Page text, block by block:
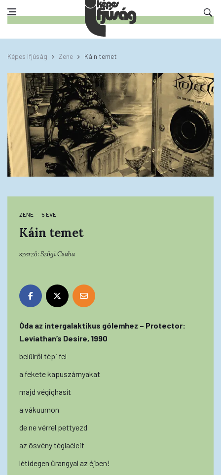
Képes Ifjúság Zene Káin temet
ZENE 5 ÉVE
Káin temet
szerző:Szögi Csaba
Óda az intergalaktikus gólemhez – Protector:
Leviathan’s Desire, 1990
belülről tépi fel
a fekete kapuszárnyakat
majd végighasít
a vákuumon
de ne vérrel pettyezd
az ösvény téglaéleit
létidegen űrangyal az éjben!